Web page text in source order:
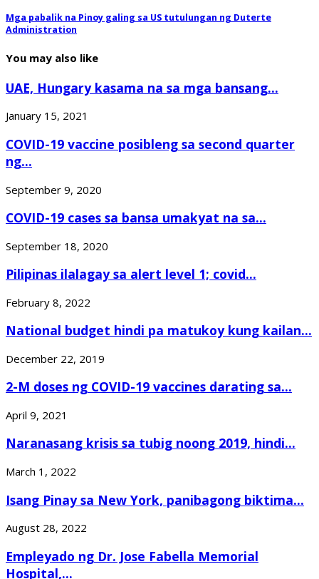
Mga pabalik na Pinoy galing sa US tutulungan ng Duterte
Administration
You may also like
UAE, Hungary kasama na sa mga bansang...
January 15, 2021
COVID-19 vaccine posibleng sa second quarter
ng...
September 9, 2020
COVID-19 cases sa bansa umakyat na sa...
September 18, 2020
Pilipinas ilalagay sa alert level 1; covid...
February 8, 2022
National budget hindi pa matukoy kung kailan...
December 22, 2019
2-M doses ng COVID-19 vaccines darating sa...
April 9, 2021
Naranasang krisis sa tubig noong 2019, hindi...
March 1, 2022
Isang Pinay sa New York, panibagong biktima...
August 28, 2022
Empleyado ng Dr. Jose Fabella Memorial
Hospital,...